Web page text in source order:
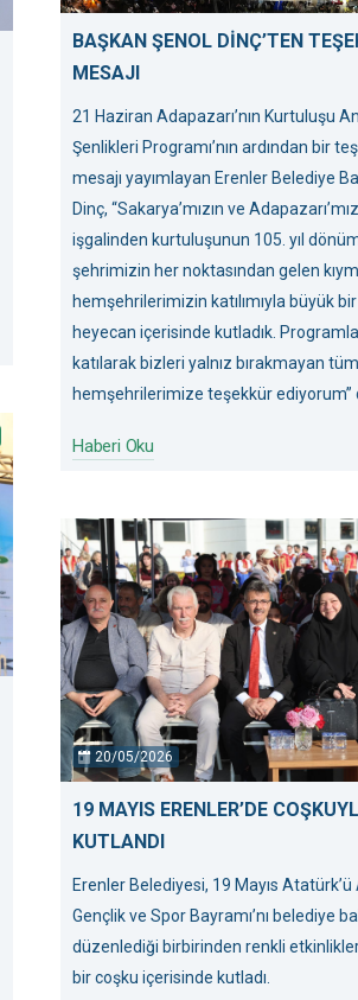
BAŞKAN ŞENOL DİNÇ’TEN
MESAJI
21 Haziran Adapazarı’nın Kurtuluşu
Şenlikleri Programı’nın ardından bir
mesajı yayımlayan Erenler Belediye
Dinç, “Sakarya’mızın ve
işgalinden kurtuluşunun 105. yıl
şehrimizin her noktasından gelen
hemşehrilerimizin katılımıyla büyük
heyecan içerisinde kutladık.
katılarak bizleri yalnız bırakmayan tüm
hemşehrilerimize teşekkür ediyorum”
Haberi Oku
20/05/2026
19 MAYIS ERENLER’DE
KUTLANDI
Erenler Belediyesi, 19 Mayıs Atatürk’ü
Gençlik ve Spor Bayramı’nı belediye
düzenlediği birbirinden renkli
bir coşku içerisinde kutladı.